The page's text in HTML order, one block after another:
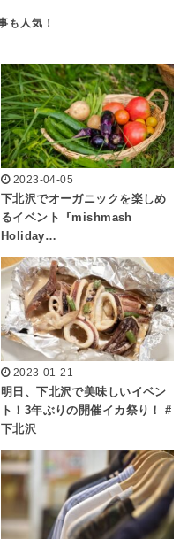
2023-04-05
下北沢でオーガニックを楽しめ
るイベント『mishmash
Holiday…
2023-01-21
明日、下北沢で美味しいイベン
ト！3年ぶりの開催イカ祭り！ #
下北沢